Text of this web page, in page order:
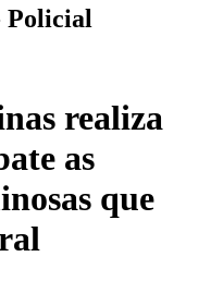
Policial
realiza
as
que